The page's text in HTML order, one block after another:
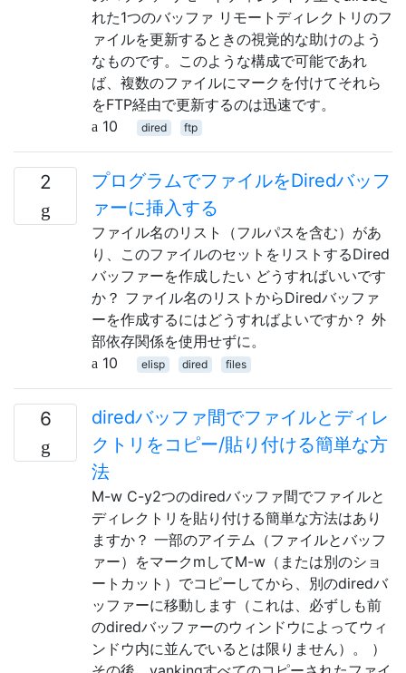
れた1つのバッファ リモートディレクトリのフ
ァイルを更新するときの視覚的な助けのよう
なものです。このような構成で可能であれ
ば、複数のファイルにマークを付けてそれら
をFTP経由で更新するのは迅速です。
10
dired ftp
2
プログラムでファイルをDiredバッフ
ァーに挿入する
ファイル名のリスト（フルパスを含む）があ
り、このファイルのセットをリストするDired
バッファーを作成したい どうすればいいです
か？ ファイル名のリストからDiredバッファ
ーを作成するにはどうすればよいですか？ 外
部依存関係を使用せずに。
10
elisp dired files
6
diredバッファ間でファイルとディレ
クトリをコピー/貼り付ける簡単な方
法
M-w C-y2つのdiredバッファ間でファイルと
ディレクトリを貼り付ける簡単な方法はあり
ますか？ 一部のアイテム（ファイルとバッフ
ァー）をマークmしてM-w（または別のショ
ートカット）でコピーしてから、別のdiredバ
ッファーに移動します（これは、必ずしも前
のdiredバッファーのウィンドウによってウィ
ンドウ内に並んでいるとは限りません）。 ）